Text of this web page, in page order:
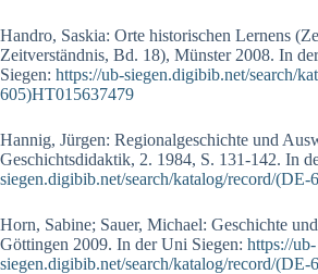
Handro, Saskia: Orte historischen Lernens
Zeitverständnis, Bd. 18), Münster 2008. In
Siegen: https://ub-siegen.digibib.net/search/
605)HT015637479
Hannig, Jürgen: Regionalgeschichte und
Geschichtsdidaktik, 2. 1984, S. 131-142. In
siegen.digibib.net/search/katalog/record/(DE-
Horn, Sabine; Sauer, Michael: Geschichte
Göttingen 2009. In der Uni Siegen: https://ub-
siegen.digibib.net/search/katalog/record/